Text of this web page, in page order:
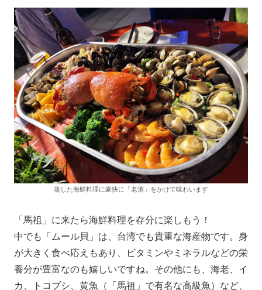
蒸した海鮮料理に豪快に「老酒」をかけて味わいます
「馬祖」に来たら海鮮料理を存分に楽しもう！
中でも「ムール貝」は、台湾でも貴重な海産物です。身
が大きく食べ応えもあり、ビタミンやミネラルなどの栄
養分が豊富なのも嬉しいですね。その他にも、海老、イ
カ、トコブシ、黄魚（「馬祖」で有名な高級魚）など、